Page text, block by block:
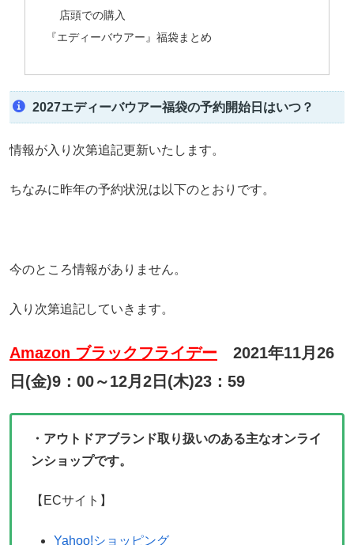
店頭での購入
『エディーバウアー』福袋まとめ
2027エディーバウアー福袋の予約開始日はいつ？
情報が入り次第追記更新いたします。
ちなみに昨年の予約状況は以下のとおりです。
今のところ情報がありません。
入り次第追記していきます。
Amazon ブラックフライデー
2021年11月26
日(金)9：00～12月2日(木)23：59
・アウトドアブランド取り扱いのある主なオンライ
ンショップです。
【ECサイト】
Yahoo!ショッピング